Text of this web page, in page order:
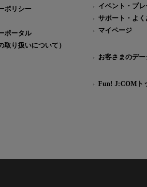
ポリシー
ポータル
取り扱いについて）
イベント・プレ
サポート・よく
マイページ
お客さまのデ
Fun! J:COMト